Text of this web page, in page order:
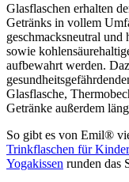
Glasflaschen erhalten
Getränks in vollem
geschmacksneutral
sowie
aufbewahrt werden.
Glasflasche,
Getränke außerdem
So gibt es von Emil®
Trinkflaschen für
Yogakissen runden das